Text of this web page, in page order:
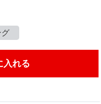
グ
入れる